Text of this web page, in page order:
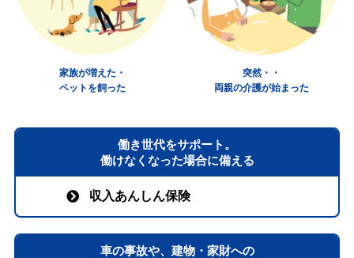
家族が増えた・
ペットを飼った
突然・・
両親の介護が始まった
働き世代をサポート。
働けなくなった場合に備える
収入あんしん保険
車の事故や、建物・家財への